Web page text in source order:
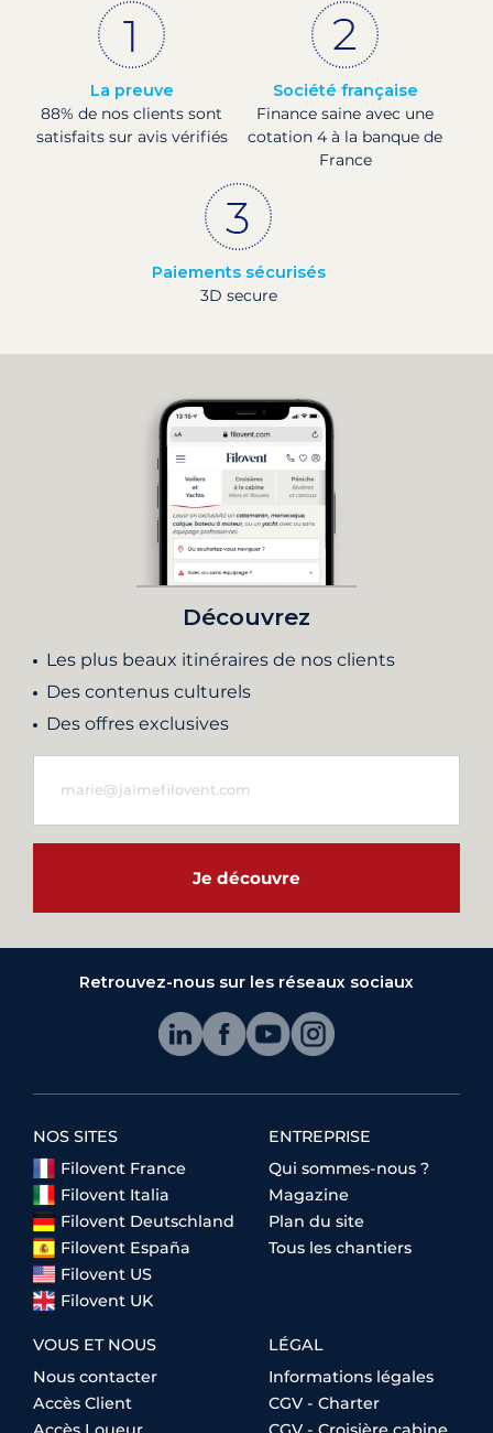
La preuve
88% de nos clients sont
satisfaits sur avis vérifiés
Société française
Finance saine avec une
cotation 4 à la banque de
France
Paiements sécurisés
3D secure
Découvrez
Les plus beaux itinéraires de nos clients
Des contenus culturels
Des offres exclusives
Je découvre
Retrouvez-nous sur les réseaux sociaux
NOS SITES
Filovent France
Filovent Italia
Filovent Deutschland
Filovent España
Filovent US
Filovent UK
ENTREPRISE
Qui sommes-nous ?
Magazine
Plan du site
Tous les chantiers
VOUS ET NOUS
Nous contacter
Accès Client
LÉGAL
Informations légales
CGV - Charter